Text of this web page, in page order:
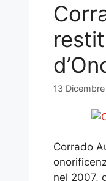
13
Corrado
nel 2007,